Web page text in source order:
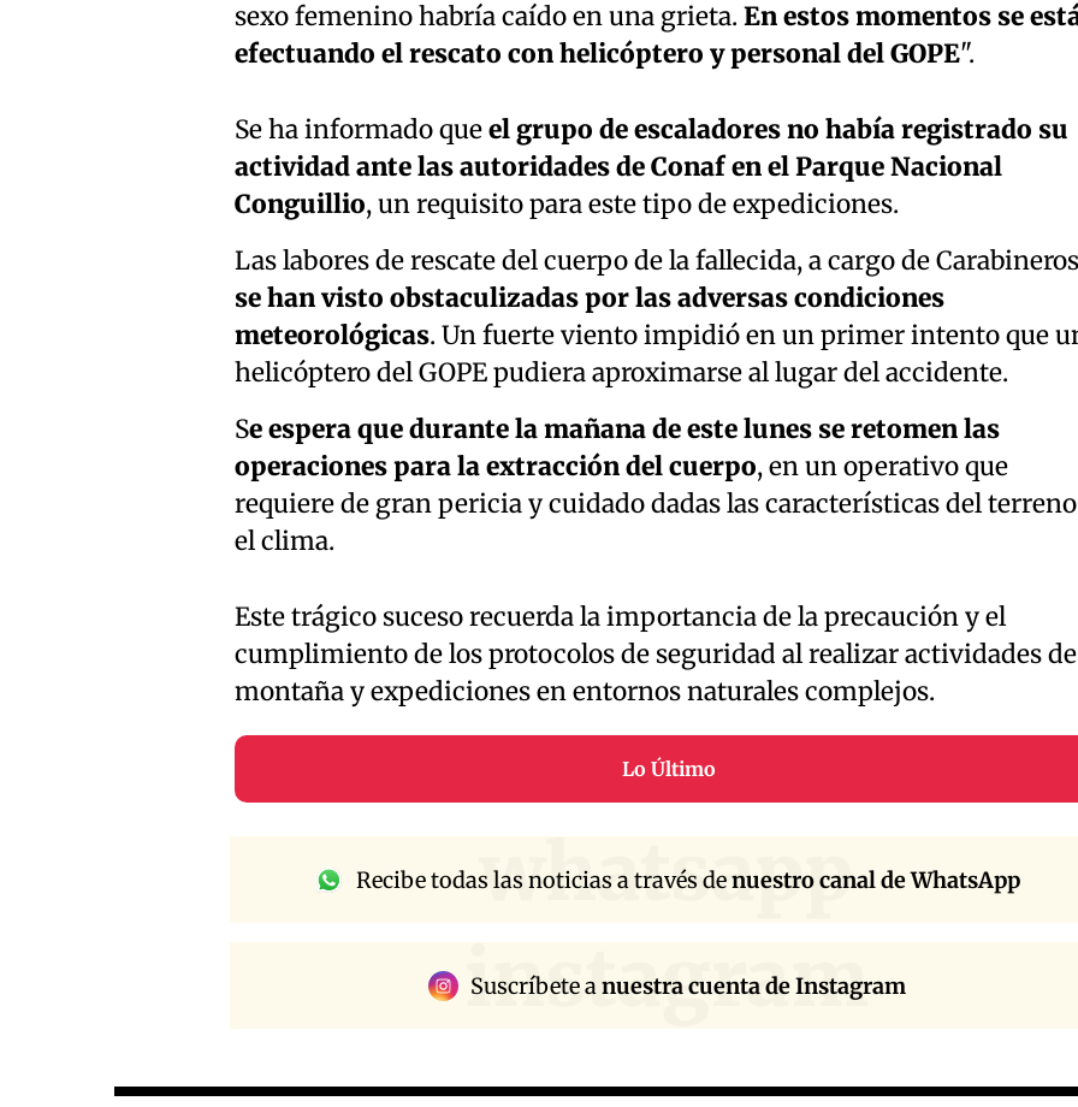
sexo femenino habría caído en una grieta. En estos momentos se
efectuando el rescato con helicóptero y personal del GOPE".
Se ha informado queel grupo de escaladores no había registrado su
actividad ante las autoridades de Conaf en el Parque Nacional
Conguillio, un requisito para este tipo de expediciones.
Las labores de rescate del cuerpo de la fallecida, a cargo de
se han visto obstaculizadas por las adversas condiciones
meteorológicas. Un fuerte viento impidió en un primer intento que
helicóptero del GOPE pudiera aproximarse al lugar del accidente.
Se espera que durante la mañana de este lunes se retomen las
operaciones para la extracción del cuerpo, en un operativo que
requiere de gran pericia y cuidado dadas las características del
el clima.
Este trágico suceso recuerda la importancia de la precaución y el
cumplimiento de los protocolos de seguridad al realizar actividades de
montaña y expediciones en entornos naturales complejos.
Lo Último
whatsapp
Recibe todas las noticias a través denuestro canal de WhatsApp
instagram
Suscríbete anuestra cuenta de Instagram